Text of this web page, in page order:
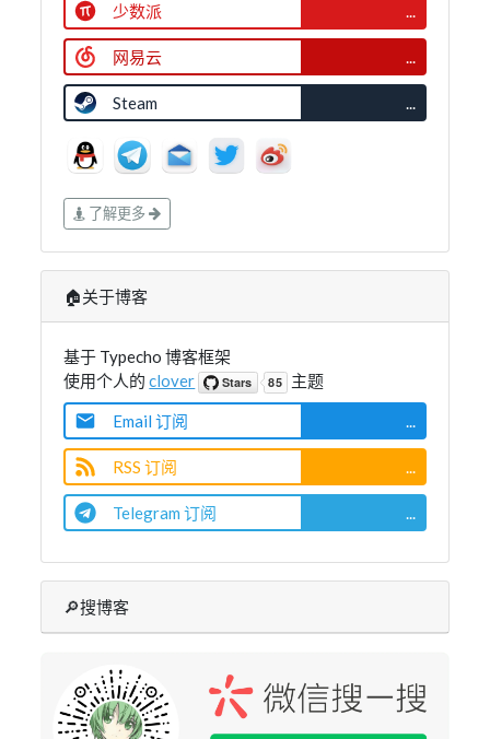
少数派 ...
网易云 ...
Steam ...
了解更多
🏠关于博客
基于 Typecho 博客框架
使用个人的clover 主题
Email 订阅 ...
RSS 订阅 ...
Telegram 订阅 ...
🔎搜博客